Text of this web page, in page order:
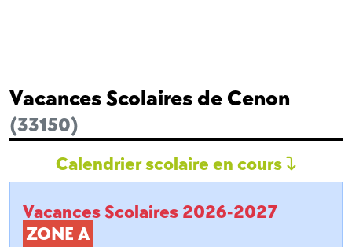
Vacances Scolaires de Cenon
(33150)
Calendrier scolaire en cours
Vacances Scolaires 2026-2027
ZONE A